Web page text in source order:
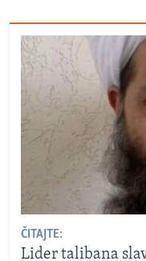
ČITAJTE:
Lider talibana